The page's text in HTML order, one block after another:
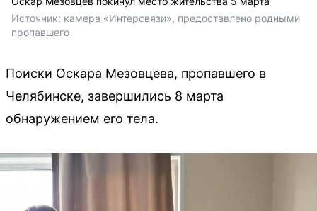
Источник: камера «Интерсвязи», предоставлено родными
пропавшего
Поиски Оскара Мезовцева, пропавшего в
Челябинске, завершились 8 марта
обнаружением его тела.